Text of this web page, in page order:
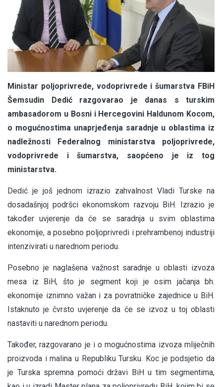
Ministar poljoprivrede, vodoprivrede i šumarstva FBiH
Šemsudin Dedić razgovarao je danas s turskim
ambasadorom u Bosni i Hercegovini Haldunom Kocom,
o mogućnostima unaprjeđenja saradnje u oblastima iz
nadležnosti Federalnog ministarstva poljoprivrede,
vodoprivrede i šumarstva, saopćeno je iz tog
ministarstva.
Dedić je još jednom izrazio zahvalnost Vladi Turske na
dosadašnjoj podršci ekonomskom razvoju BiH. Izrazio je
također uvjerenje da će se saradnja u svim oblastima
ekonomije, a posebno poljoprivredi i prehrambenoj industriji
intenzivirati u narednom periodu.
Posebno je naglašena važnost saradnje u oblasti izvoza
mesa iz BiH, što je segment koji je osim jačanja bh.
ekonomije iznimno važan i za povratničke zajednice u BiH.
Istaknuto je čvrsto uvjerenje da će se izvoz u toj oblasti
nastaviti u narednom periodu.
Također, razgovarano je i o mogućnostima izvoza mliječnih
proizvoda i malina u Republiku Tursku. Koc je podsjetio da
je Turska spremna pomoći državi BiH u tim segmentima,